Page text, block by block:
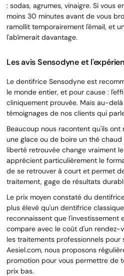
: sodas, agrumes, vinaigre. Si vous
moins 30 minutes avant de vous
ramollit temporairement l'émail, et
l'abîmerait davantage.
Les avis Sensodyne et
Le dentifrice Sensodyne est
le monde entier, et pour cause :
cliniquement prouvée. Mais au-
témoignages de nos clients qui
Beaucoup nous racontent qu'ils
une glace ou de boire un thé
liberté retrouvée change vraiment
apprécient particulièrement le
de se retrouver à court et permet
traitement, gage de résultats
Le prix moyen constaté du
plus élevé qu'un dentifrice
reconnaissent que l'investissement
compare avec le coût d'un rendez-
les traitements professionnels pour
Aesiel.com, nous proposons
promotion pour vous permettre de
prix bas.